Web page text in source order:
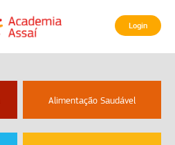
Login
Alimentação Saudável